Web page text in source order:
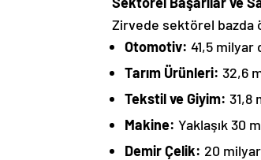
Zirvede sektörel bazda
Otomotiv: 41,5 milyar
Tarım Ürünleri: 32,6
Tekstil ve Giyim: 31,8
Makine: Yaklaşık 30
Demir Çelik: 20